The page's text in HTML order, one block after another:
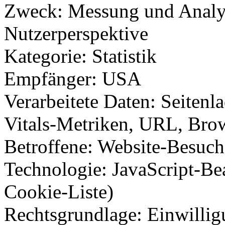
Zweck: Messung und
Nutzerperspektive
Kategorie: Statistik
Empfänger: USA
Verarbeitete Daten:
Vitals-Metriken, URL,
Betroffene: Website-
Technologie: JavaScript-
Cookie-Liste)
Rechtsgrundlage: